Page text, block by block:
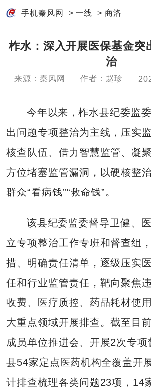
手机秦风网 > 一线 > 商洛
柞水：深入开展医保基金突
治
来源：秦风网 作者：赵珍
今年以来，柞水县纪委监
出问题专项整治为主线，压实
核查队伍、借力智慧监管、凝
方位堵塞监管漏洞，以硬核整
群众“看病钱”“救命钱”。
该县纪委监委督导卫健、
立专项整治工作专班和督查组
措、明确责任清单，逐级压实
任和行业监管责任，靶向聚焦
收费、医疗质控、药品耗材使
大重点领域开展排查。截至目
成员单位推进会、开展2次专项
县54家定点医药机构全覆盖开
计排查梳理各类问题23项，14